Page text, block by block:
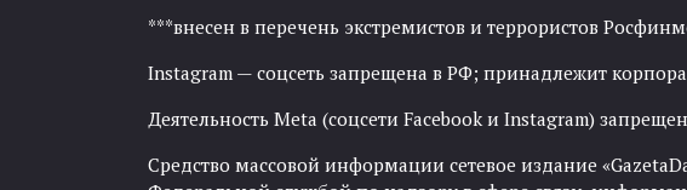
***внесен в перечень экстремистов и террористов
Instagram — соцсеть запрещена в РФ; принадлежит
Деятельность Meta (соцсети Facebook и Instagram)
Средство массовой информации сетевое издание